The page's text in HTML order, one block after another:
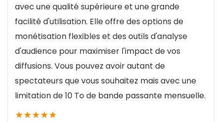
avec une qualité supérieure et une grande
facilité d'utilisation. Elle offre des options de
monétisation flexibles et des outils d'analyse
d'audience pour maximiser l'impact de vos
diffusions. Vous pouvez avoir autant de
spectateurs que vous souhaitez mais avec une
limitation de 10 To de bande passante mensuelle.
★★★★★